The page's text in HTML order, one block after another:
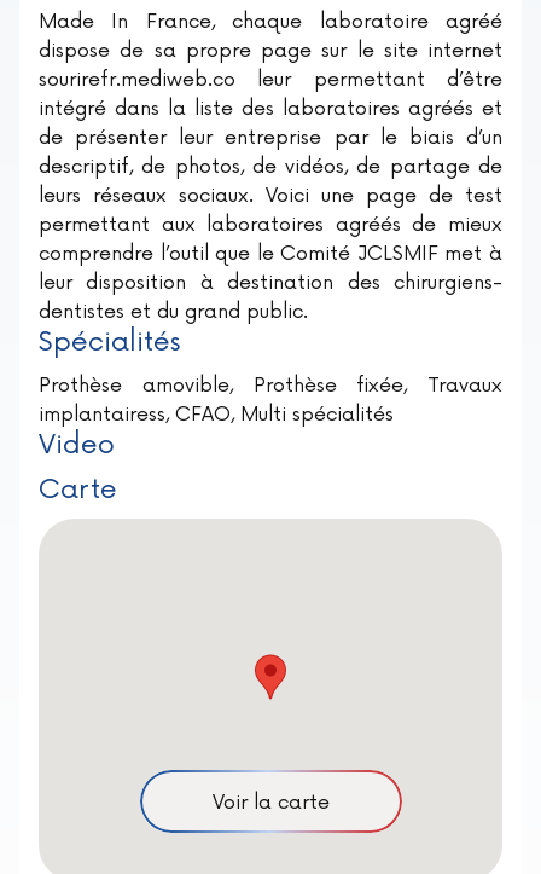
Made In France, chaque laboratoire agréé
dispose de sa propre page sur le site internet
sourirefr.mediweb.co leur permettant d’être
intégré dans la liste des laboratoires agréés et
de présenter leur entreprise par le biais d’un
descriptif, de photos, de vidéos, de partage de
leurs réseaux sociaux. Voici une page de test
permettant aux laboratoires agréés de mieux
comprendre l’outil que le Comité JCLSMIF met à
leur disposition à destination des chirurgiens-
dentistes et du grand public.
Spécialités
Prothèse amovible, Prothèse fixée, Travaux
implantairess, CFAO, Multi spécialités
Video
Carte
Voir la carte